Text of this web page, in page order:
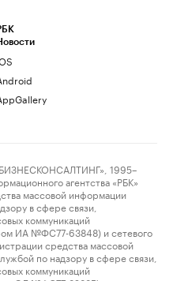
1995–
агентства «РБК»
массовой информации
в сфере связи,
коммуникаций
ИА №ФС77-63848) и сетевого
средства массовой
по надзору в сфере связи,
коммуникаций